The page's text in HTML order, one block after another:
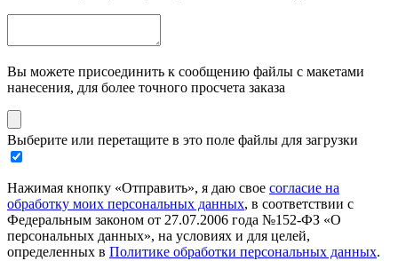
Вы можете присоединить к сообщению файлы с макетами
нанесения, для более точного просчета заказа
Выберите или перетащите в это поле файлы для загрузки
Нажимая кнопку «Отправить», я даю свое согласие на
обработку моих персональных данных, в соответствии с
Федеральным законом от 27.07.2006 года №152-ФЗ «О
персональных данных», на условиях и для целей,
определенных в Политике обработки персональных данных.